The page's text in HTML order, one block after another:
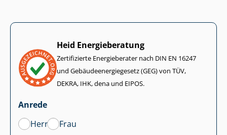
Heid Energieberatung
Zertifizierte Energieberater nach DIN EN 16247
und Ge­bäu­de­en­er­gie­ge­setz (GEG) von TÜV,
DEKRA, IHK, dena und EIPOS.
Anrede
Herr
Frau